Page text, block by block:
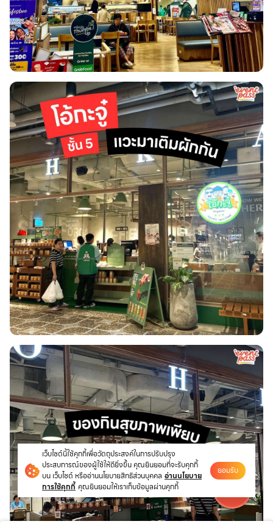
เว็บไซต์นี้ใช้คุกกี้เพื่อวัตถุประสงค์ในการปรับปรุง
ประสบการณ์ของผู้ใช้ให้ดียิ่งขึ้น คุณยินยอมที่จะรับคุกกี้
บน เว็บไซต์ หรืออ่านนโยบายสิทธิส่วนบุคคล อ่านนโยบาย
การใช้คุกกี้ คุณยินยอมให้เราเก็บข้อมูลผ่านคุกกี้
ยอมรับ